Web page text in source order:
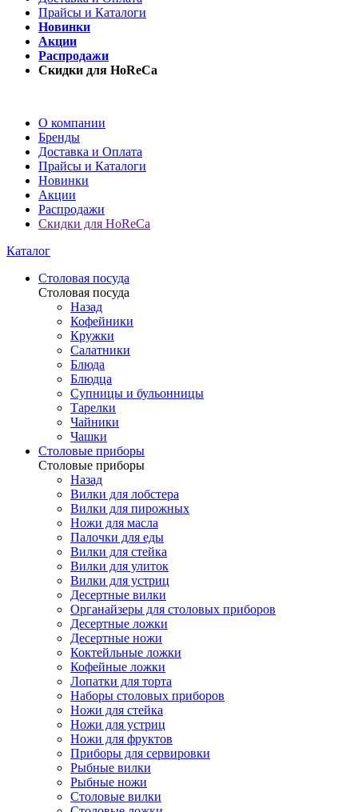
Прайсы и Каталоги
Новинки
Акции
Распродажи
Скидки для HoReCa
О компании
Бренды
Доставка и Оплата
Прайсы и Каталоги
Новинки
Акции
Распродажи
Скидки для HoReCa
Каталог
Столовая посуда
Столовая посуда
Назад
Кофейники
Кружки
Салатники
Блюда
Блюдца
Супницы и бульонницы
Тарелки
Чайники
Чашки
Cтоловые приборы
Cтоловые приборы
Назад
Вилки для лобстера
Вилки для пирожных
Ножи для масла
Палочки для еды
Вилки для стейка
Вилки для улиток
Вилки для устриц
Десертные вилки
Органайзеры для столовых приборов
Десертные ложки
Десертные ножи
Коктейльные ложки
Кофейные ложки
Лопатки для торта
Наборы столовых приборов
Ножи для стейка
Ножи для устриц
Ножи для фруктов
Приборы для сервировки
Рыбные вилки
Рыбные ножи
Столовые вилки